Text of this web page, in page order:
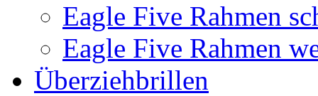
Eagle Five Rahmen
Eagle Five Rahmen
Überziehbrillen